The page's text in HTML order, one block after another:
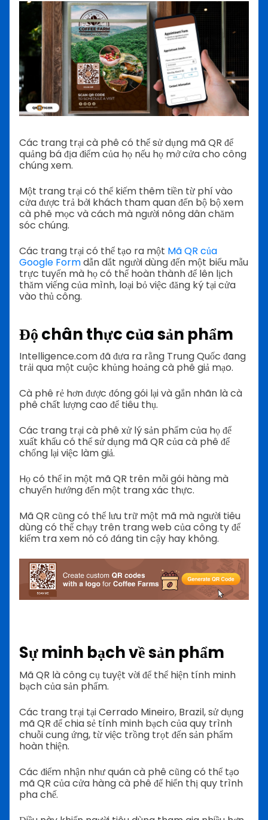
Các trang trại cà phê có thể sử dụng mã QR để
quảng bá địa điểm của họ nếu họ mở cửa cho công
chúng xem.
Một trang trại có thể kiếm thêm tiền từ phí vào
cửa được trả bởi khách tham quan đến bộ bộ xem
cà phê mọc và cách mà người nông dân chăm
sóc chúng.
Các trang trại có thể tạo ra một Mã QR của
Google Formdẫn dắt người dùng đến một biểu mẫu
trực tuyến mà họ có thể hoàn thành để lên lịch
thăm viếng của mình, loại bỏ việc đăng ký tại cửa
vào thủ công.
Độ chân thực của sản phẩm
Intelligence.com đã đưa ra rằng Trung Quốc đang
trải qua một cuộc khủng hoảng cà phê giả mạo.
Cà phê rẻ hơn được đóng gói lại và gắn nhãn là cà
phê chất lượng cao để tiêu thụ.
Các trang trại cà phê xử lý sản phẩm của họ để
xuất khẩu có thể sử dụng mã QR của cà phê để
chống lại việc làm giả.
Họ có thể in một mã QR trên mỗi gói hàng mà
chuyển hướng đến một trang xác thực.
Mã QR cũng có thể lưu trữ một mã mà người tiêu
dùng có thể chạy trên trang web của công ty để
kiểm tra xem nó có đáng tin cậy hay không.
Sự minh bạch về sản phẩm
Mã QR là công cụ tuyệt vời để thể hiện tính minh
bạch của sản phẩm.
Các trang trại tại Cerrado Mineiro, Brazil, sử dụng
mã QR để chia sẻ tính minh bạch của quy trình
chuỗi cung ứng, từ việc trồng trọt đến sản phẩm
hoàn thiện.
Các điểm nhận như quán cà phê cũng có thể tạo
mã QR của cửa hàng cà phê để hiển thị quy trình
pha chế.